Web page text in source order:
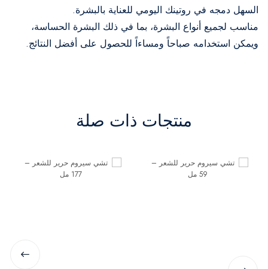
السهل دمجه في روتينك اليومي للعناية بالبشرة.
مناسب لجميع أنواع البشرة، بما في ذلك البشرة الحساسة،
ويمكن استخدامه صباحاً ومساءاً للحصول على أفضل النتائج.
منتجات ذات صلة